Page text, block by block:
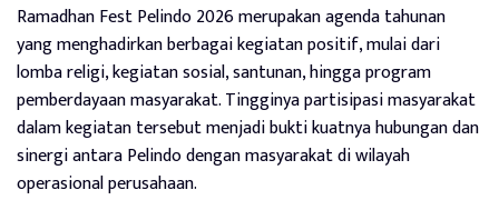
Ramadhan Fest Pelindo 2026 merupakan agenda tahunan
yang menghadirkan berbagai kegiatan positif, mulai dari
lomba religi, kegiatan sosial, santunan, hingga program
pemberdayaan masyarakat. Tingginya partisipasi masyarakat
dalam kegiatan tersebut menjadi bukti kuatnya hubungan dan
sinergi antara Pelindo dengan masyarakat di wilayah
operasional perusahaan.